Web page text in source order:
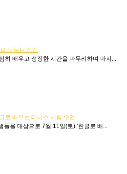
나누는 성장
히 배우고 성장한 시간을 마무리하며 마지...
로 배우는 테니스 체험 수업
을 대상으로 7월 11일(토) ‘한글로 배...